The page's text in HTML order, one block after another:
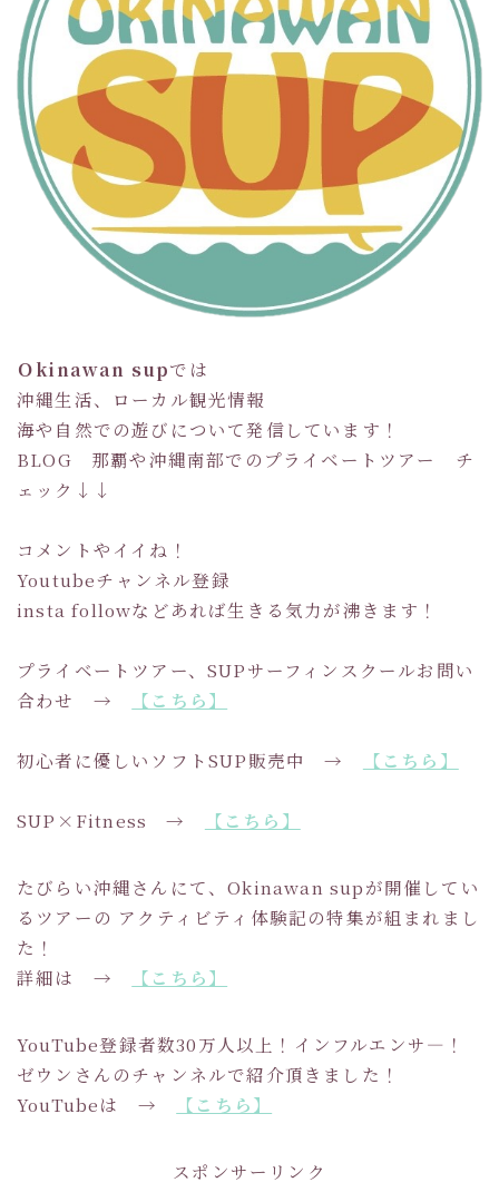
Ｏkinawan supでは
沖縄生活、ローカル観光情報
海や自然での遊びについて発信しています！
BLOG 那覇や沖縄南部でのプライベートツアー チ
ェック↓↓
コメントやイイね！
Youtubeチャンネル登録
insta followなどあれば生きる気力が沸きます！
プライベートツアー、SUPサーフィンスクールお問い
合わせ →
【こちら】
初心者に優しいソフトSUP販売中 → 【こちら】
SUP×Fitness → 【こちら】
たびらい沖縄さんにて、Okinawan supが開催してい
るツアーの アクティビティ体験記の特集が組まれまし
た！
詳細は →
【こちら】
YouTube登録者数30万人以上！インフルエンサ―！
ゼウンさんのチャンネルで紹介頂きました！
YouTubeは →
【こちら】
スポンサーリンク